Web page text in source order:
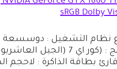
نظام التشغيل :
1.256 تيرابايتنطاق حجم الشاشة : 15 – 15.9 بوصةنوع المعالج